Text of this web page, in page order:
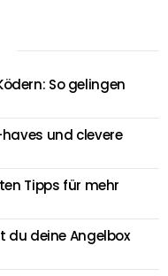
So gelingen
und clevere
Tipps für mehr
du deine Angelbox